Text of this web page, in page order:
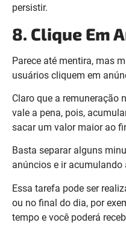
persistir.
8. Clique Em
Parece até mentira, mas
usuários cliquem em
Claro que a remuneração
vale a pena, pois,
sacar um valor maior ao
Basta separar alguns
anúncios e ir acumulando
Essa tarefa pode ser
ou no final do dia, por
tempo e você poderá